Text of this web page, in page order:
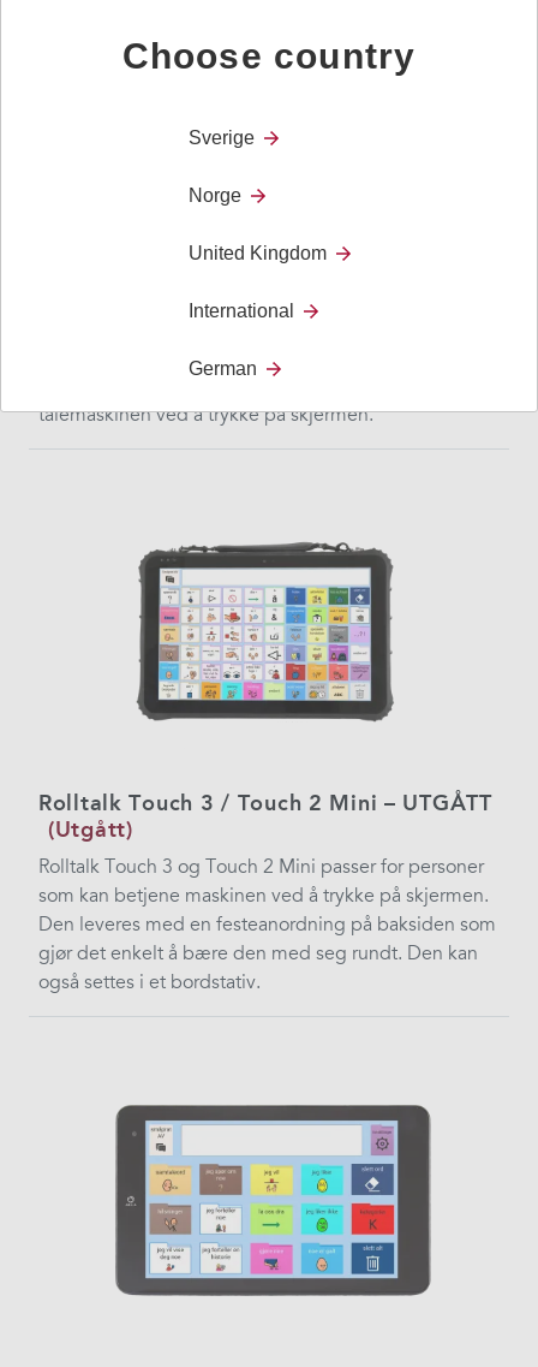
Rolltalk Touch med Rolltalk Designer
talemaskinen ved å trykke på skjermen.
Rolltalk Touch 3 / Touch 2 Mini – UTGÅTT
(Utgått)
Rolltalk Touch 3 og Touch 2 Mini passer for personer
som kan betjene maskinen ved å trykke på skjermen.
Den leveres med en festeanordning på baksiden som
gjør det enkelt å bære den med seg rundt. Den kan
også settes i et bordstativ.
Choose country
Sverige
Norge
United Kingdom
International
German